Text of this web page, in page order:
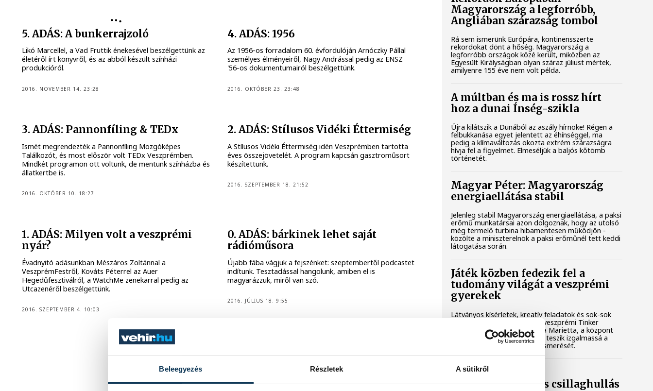
Beleegyezés Részletek A sütikről
5. ADÁS: A bunkerrajzoló
Likó Marcellel, a Vad Fruttik énekesével beszélgettünk az
életéről írt könyvről, és az abból készült színházi
produkcióról.
2016. NOVEMBER 14. 23:28
4. ADÁS: 1956
Az 1956-os forradalom 60. évfordulóján Arnóczky Pállal
személyes élményeiről, Nagy Andrással pedig az ENSZ
'56-os dokumentumairól beszélgettünk.
2016. OKTÓBER 23. 23:48
3. ADÁS: Pannonfíling & TEDx
Ismét megrendezték a Pannonfíling Mozgóképes
Találkozót, és most először volt TEDx Veszprémben.
Mindkét programon ott voltunk, de mentünk színházba és
állatkertbe is.
2016. OKTÓBER 10. 18:27
2. ADÁS: Stílusos Vidéki Éttermiség
A Stílusos Vidéki Éttermiség idén Veszprémben tartotta
éves összejövetelét. A program kapcsán gasztroműsort
készítettünk.
2016. SZEPTEMBER 18. 21:52
1. ADÁS: Milyen volt a veszprémi
nyár?
Évadnyitó adásunkban Mészáros Zoltánnal a
VeszprémFestről, Kováts Péterrel az Auer
Hegedűfesztiválról, a WatchMe zenekarral pedig az
Utcazenéről beszélgettünk.
2016. SZEPTEMBER 4. 10:03
0. ADÁS: bárkinek lehet saját
rádióműsora
Újabb fába vágjuk a fejszénket: szeptembertől podcastet
indítunk. Tesztadással hangolunk, amiben el is
magyarázzuk, miről van szó.
2016. JÚLIUS 18. 9:55
Magyarország a legforróbb,
Angliában szárazság tombol
Rá sem ismerünk Európára, kontinensszerte
rekordokat dönt a hőség. Magyarország a
legforróbb országok közé került, miközben az
Egyesült Királyságban olyan száraz júliust mértek,
amilyenre 155 éve nem volt példa.
A múltban és ma is rossz hírt
hoz a dunai Ínség-szikla
Újra kilátszik a Dunából az aszály hírnöke! Régen a
felbukkanása egyet jelentett az éhínséggel, ma
pedig a klímaváltozás okozta extrém szárazságra
hívja fel a figyelmet. Elmeséljük a baljós kőtömb
történetét.
Magyar Péter: Magyarország
energiaellátása stabil
Jelenleg stabil Magyarország energiaellátása, a paksi
erőmű munkatársai azon dolgoznak, hogy az utolsó
még termelő turbina hibamentesen működjön -
közölte a miniszterelnök a paksi erőműnél tett keddi
látogatása során.
Játék közben fedezik fel a
tudomány világát a veszprémi
gyerekek
Látványos kísérletek, kreatív feladatok és sok-sok
élmény várja a gyerekeket a veszprémi Tinker
Labsben. Videónkban Balassa Marietta, a központ
vezetője mutatja be, hogyan teszik izgalmassá a
természettudományok megismerését.
Augusztus 12-én
napfogyatkozás és csillaghullás